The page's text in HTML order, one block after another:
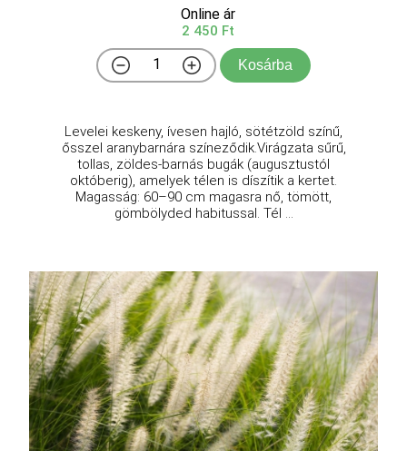
Online ár
2 450 Ft
Kosárba
Levelei keskeny, ívesen hajló, sötétzöld színű,
ősszel aranybarnára színeződik.Virágzata sűrű,
tollas, zöldes-barnás bugák (augusztustól
októberig), amelyek télen is díszítik a kertet.
Magasság: 60–90 cm magasra nő, tömött,
gömbölyded habitussal. Tél ...